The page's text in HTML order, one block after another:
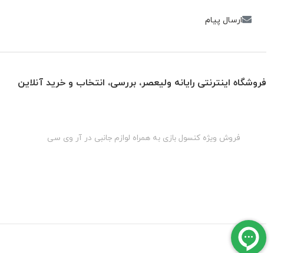
ارسال پیام
فروشگاه اینترنتی رایانه ولیعصر، بررسی، انتخاب و خرید آنلاین
فروش ویژه کنسول بازی به همراه لوازم جانبی در آر وی سی